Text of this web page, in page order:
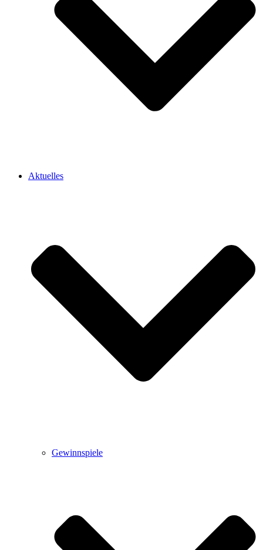
Aktuelles
Gewinnspiele